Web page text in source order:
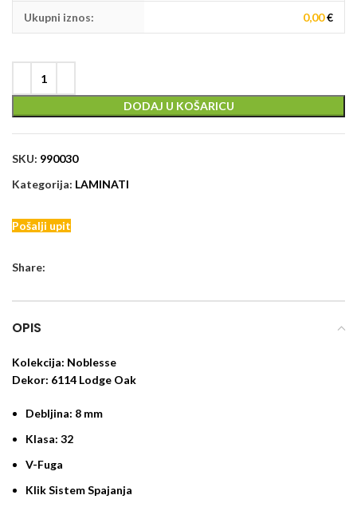
Ukupni iznos: 0,00€
DODAJ U KOŠARICU
SKU: 990030
Kategorija: LAMINATI
Pošalji upit
Share:
OPIS
Kolekcija: Noblesse
Dekor: 6114 Lodge Oak
Debljina: 8 mm
Klasa: 32
V-Fuga
Klik Sistem Spajanja